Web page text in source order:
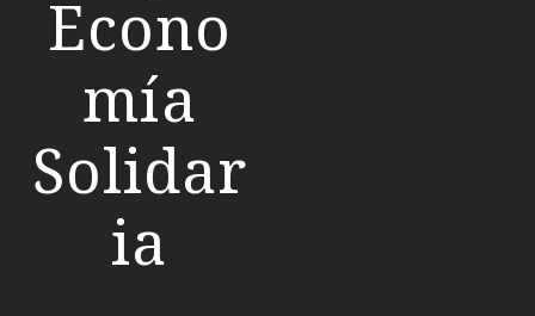
Econo
mía
Solidar
ia